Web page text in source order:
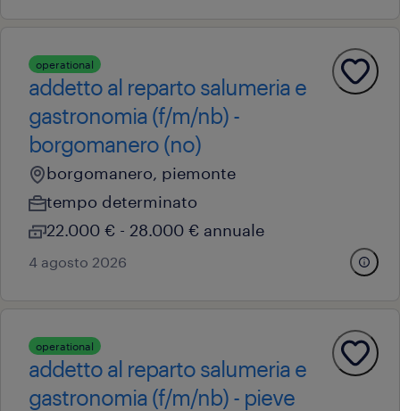
operational
addetto al reparto salumeria e
gastronomia (f/m/nb) -
borgomanero (no)
borgomanero, piemonte
tempo determinato
22.000 € - 28.000 € annuale
4 agosto 2026
operational
addetto al reparto salumeria e
gastronomia (f/m/nb) - pieve